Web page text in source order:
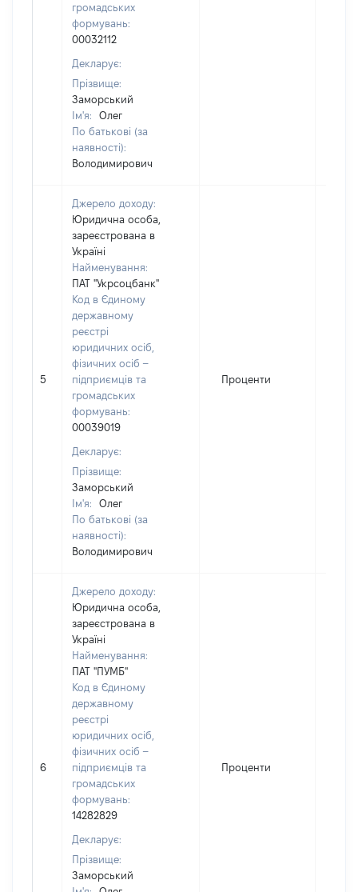
громадських
формувань:
00032112
Декларує:
Прізвище:
Заморський
Ім'я:
Олег
По батькові (за
наявності):
Володимирович
5
Джерело доходу:
Юридична особа,
зареєстрована в
Україні
Найменування:
ПАТ "Укрсоцбанк"
Код в Єдиному
державному
реєстрі
юридичних осіб,
фізичних осіб –
підприємців та
громадських
формувань:
00039019
Декларує:
Прізвище:
Заморський
Ім'я:
Олег
По батькові (за
наявності):
Володимирович
Проценти
6
Джерело доходу:
Юридична особа,
зареєстрована в
Україні
Найменування:
ПАТ "ПУМБ"
Код в Єдиному
державному
реєстрі
юридичних осіб,
фізичних осіб –
підприємців та
громадських
формувань:
14282829
Декларує:
Прізвище:
Заморський
Проценти